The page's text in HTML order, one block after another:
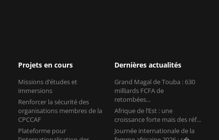
CPCCAF
l’internationalisation des
entreprises francophones
Programme « Excellence et
Compétitivité des Chambres
Consulaires »
croissance forte mais des réf...
femme africaine 2026 : c�...
Le groupe AFD à la COP17 sur